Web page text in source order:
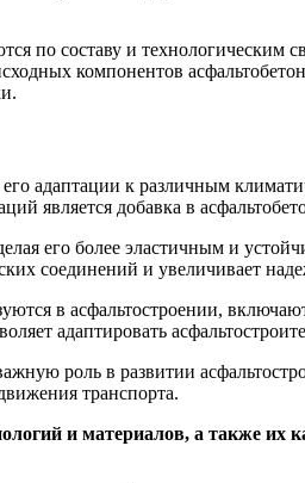
по составу и
компонентов
его адаптации к различным
является добавка в
его более эластичным и
соединений и увеличивает
в асфальтостроении,
адаптировать
роль в развитии
транспорта.
и материалов, а также их